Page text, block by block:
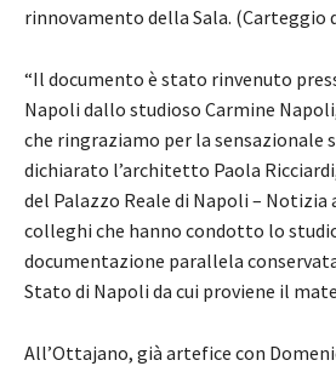
rinnovamento della Sala. (Carteggio
“Il documento è stato rinvenuto
Napoli dallo studioso Carmine
che ringraziamo per la sensazionale
dichiarato l’architetto Paola
del Palazzo Reale di Napoli –
colleghi che hanno condotto lo
documentazione parallela
Stato di Napoli da cui proviene il
All’Ottajano, già artefice con